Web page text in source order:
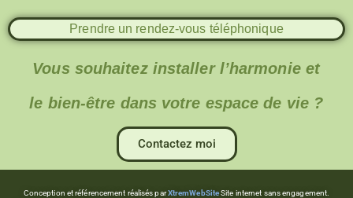
Prendre un rendez-vous téléphonique
Vous souhaitez installer l’harmonie et
le bien-être dans votre espace de vie ?
Contactez moi
Conception et référencement réalisés parXtremWebSiteSite internet sans engagement.